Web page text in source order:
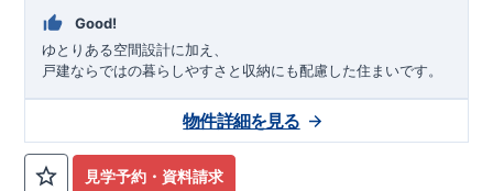
Good!
ゆとりある空間設計に加え、
戸建ならではの暮らしやすさと収納にも配慮した住まいです。
見学予約・資料請求
物件詳細を見る